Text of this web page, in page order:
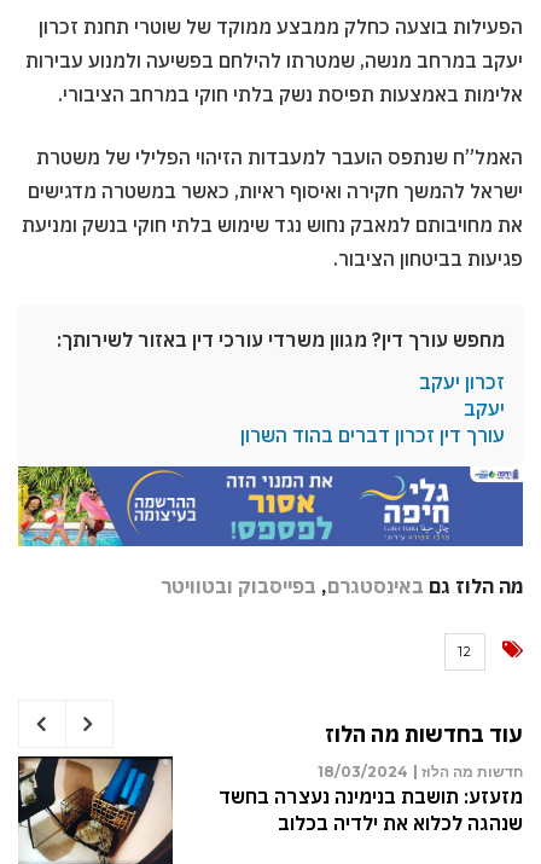
הפעילות בוצעה כחלק ממבצע ממוקד של שוטרי תחנת זכרון
יעקב במרחב מנשה, שמטרתו להילחם בפשיעה ולמנוע עבירות
אלימות באמצעות תפיסת נשק בלתי חוקי במרחב הציבורי.
האמל”ח שנתפס הועבר למעבדות הזיהוי הפלילי של משטרת
ישראל להמשך חקירה ואיסוף ראיות, כאשר במשטרה מדגישים
את מחויבותם למאבק נחוש נגד שימוש בלתי חוקי בנשק ומניעת
פגיעות בביטחון הציבור.
מחפש עורך דין? מגוון משרדי עורכי דין באזור לשירותך:
זכרון יעקב
יעקב
עורך דין זכרון דברים בהוד השרון
מה הלוז גם באינסטגרם, בפייסבוק ובטוויטר
12
עוד בחדשות מה הלוז
חדשות מה הלוז | 18/03/2024
מזעזע: תושבת בנימינה נעצרה בחשד
שנהגה לכלוא את ילדיה בכלוב